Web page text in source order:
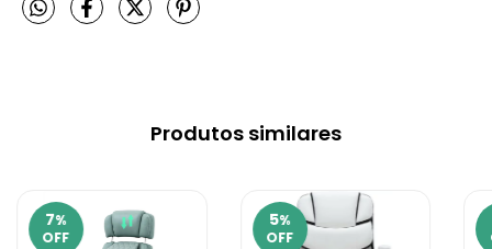
Produtos similares
7%
OFF
5%
OFF